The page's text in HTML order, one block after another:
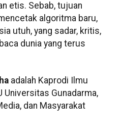
etis. Sebab, tujuan
algoritma baru,
utuh, yang sadar, kritis,
dunia yang terus
adalah Kaprodi Ilmu
Universitas Gunadarma,
dan Masyarakat